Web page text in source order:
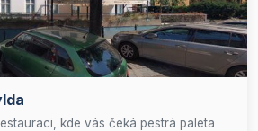
kde vás čeká pestrá paleta